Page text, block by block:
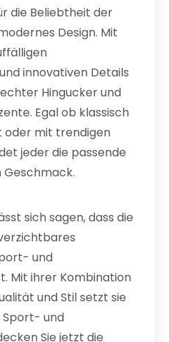
die Beliebtheit der
Design. Mit
innovativen Details
Hingucker und
Egal ob klassisch
oder mit trendigen
jeder die passende
Geschmack.
sich sagen, dass die
und
Mit ihrer Kombination
und Stil setzt sie
Sport- und
Sie jetzt die